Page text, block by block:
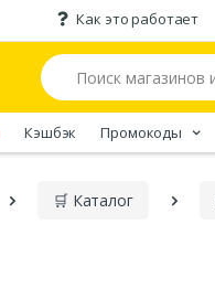
Как это работает
Кэшбэк Промокоды
🛒 Каталог